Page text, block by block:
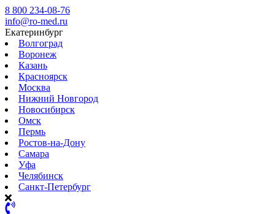
8 800 234-08-76
info@ro-med.ru
Екатеринбург
Волгоград
Воронеж
Казань
Красноярск
Москва
Нижний Новгород
Новосибирск
Омск
Пермь
Ростов-на-Дону
Самара
Уфа
Челябинск
Санкт-Петербург